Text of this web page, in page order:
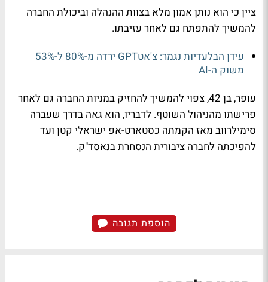
ציין כי הוא נותן אמון מלא בצוות ההנהלה וביכולת החברה
להמשיך להתפתח גם לאחר עזיבתו.
עידן הבלעדיות נגמר: צ'אטGPT ירדה מ-80% ל-53%
משוק ה-AI
עופר, בן 42, צפוי להמשיך להחזיק במניות החברה גם לאחר
פרישתו מהניהול השוטף. לדבריו, הוא גאה בדרך שעברה
סימילרווב מאז הקמתה כסטארט-אפ ישראלי קטן ועד
להפיכתה לחברה ציבורית הנסחרת בנאסד"ק.
הוספת תגובה